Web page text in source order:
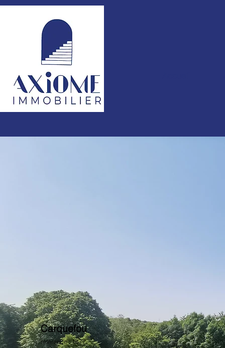
Carquefou
référence : 1677